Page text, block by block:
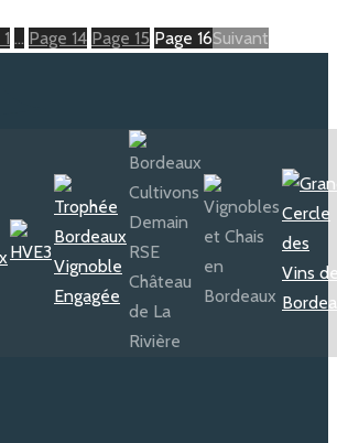
1 … Page 14 Page 15 Page 16Suivant